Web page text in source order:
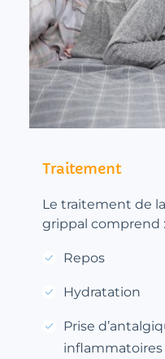
Traitement
Le traitement de
grippal comprend :
Repos
Hydratation
Prise